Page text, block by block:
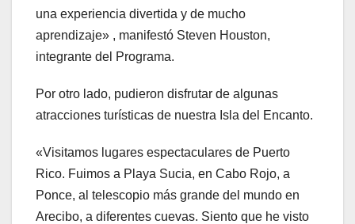
una experiencia divertida y de mucho
aprendizaje» , manifestó Steven Houston,
integrante del Programa.
Por otro lado, pudieron disfrutar de algunas
atracciones turísticas de nuestra Isla del Encanto.
«Visitamos lugares espectaculares de Puerto
Rico. Fuimos a Playa Sucia, en Cabo Rojo, a
Ponce, al telescopio más grande del mundo en
Arecibo, a diferentes cuevas. Siento que he visto